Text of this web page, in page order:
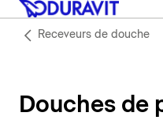
Receveurs de douche
Douches de